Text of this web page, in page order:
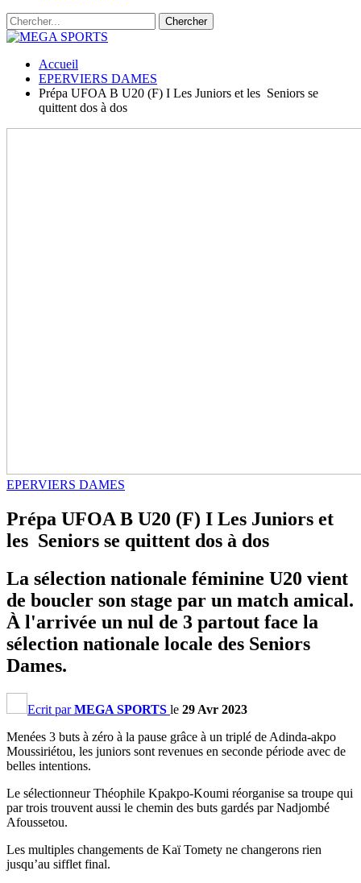
Accueil
EPERVIERS DAMES
Prépa UFOA B U20 (F) I Les Juniors et les Seniors se
quittent dos à dos
EPERVIERS DAMES
Prépa UFOA B U20 (F) I Les Juniors et
les Seniors se quittent dos à dos
La sélection nationale féminine U20 vient
de boucler son stage par un match amical.
À l'arrivée un nul de 3 partout face la
sélection nationale locale des Seniors
Dames.
Ecrit parMEGA SPORTS le 29 Avr 2023
Menées 3 buts à zéro à la pause grâce à un triplé de Adinda-akpo
Moussiriétou, les juniors sont revenues en seconde période avec de
belles intentions.
Le sélectionneur Théophile Kpakpo-Koumi réorganise sa troupe qui
par trois trouvent aussi le chemin des buts gardés par Nadjombé
Afoussetou.
Les multiples changements de Kaï Tomety ne changerons rien
jusqu’au sifflet final.